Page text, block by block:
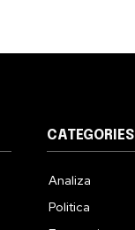
CATEGORIES
Analiza
Politica